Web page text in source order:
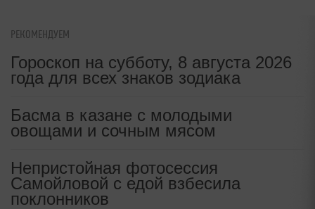
РЕКОМЕНДУЕМ
Гороскоп на субботу, 8 августа 2026
года для всех знаков зодиака
Басма в казане с молодыми
овощами и сочным мясом
Непристойная фотосессия
Самойловой с едой взбесила
поклонников